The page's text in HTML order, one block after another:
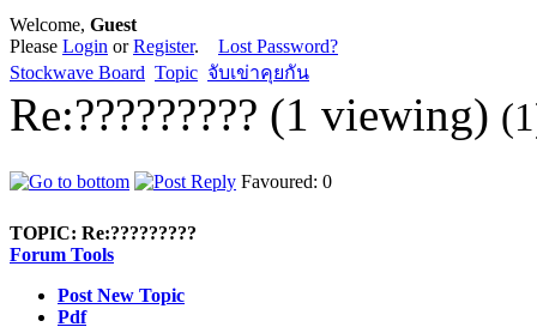
Welcome, Guest
Please Login orRegister. Lost Password?
Stockwave Board Topic จับเข่าคุยกัน
Re:????????? (1 viewing)
Favoured: 0
TOPIC: Re:?????????
Forum Tools
Post New Topic
Pdf